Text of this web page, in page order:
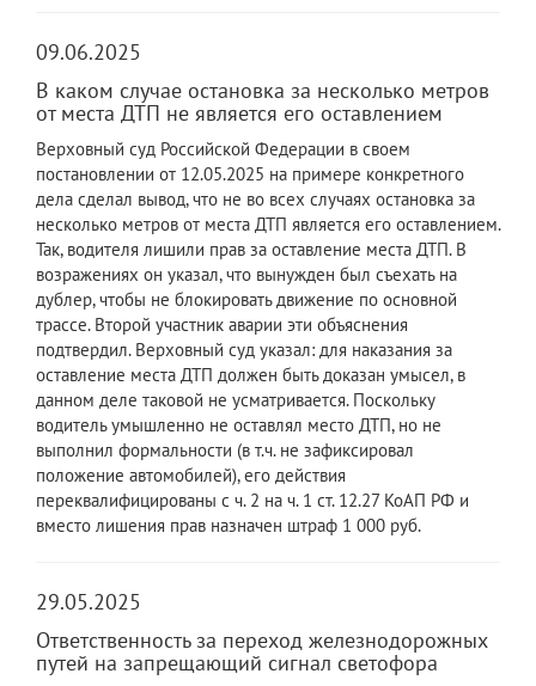
09.06.2025
В каком случае остановка за несколько метров
от места ДТП не является его оставлением
Верховный суд Российской Федерации в своем
постановлении от 12.05.2025 на примере конкретного
дела сделал вывод, что не во всех случаях остановка за
несколько метров от места ДТП является его оставлением.
Так, водителя лишили прав за оставление места ДТП. В
возражениях он указал, что вынужден был съехать на
дублер, чтобы не блокировать движение по основной
трассе. Второй участник аварии эти объяснения
подтвердил. Верховный суд указал: для наказания за
оставление места ДТП должен быть доказан умысел, в
данном деле таковой не усматривается. Поскольку
водитель умышленно не оставлял место ДТП, но не
выполнил формальности (в т.ч. не зафиксировал
положение автомобилей), его действия
переквалифицированы с ч. 2 на ч. 1 ст. 12.27 КоАП РФ и
вместо лишения прав назначен штраф 1 000 руб.
29.05.2025
Ответственность за переход железнодорожных
путей на запрещающий сигнал светофора